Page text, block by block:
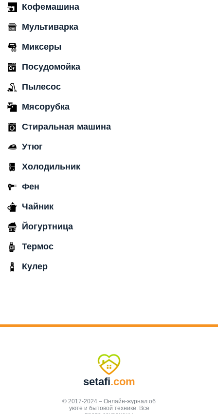
Кофемашина
Мультиварка
Миксеры
Посудомойка
Пылесос
Мясорубка
Стиральная машина
Утюг
Холодильник
Фен
Чайник
Йогуртница
Термос
Кулер
setafi.com
© 2017-2024 – Онлайн-журнал об
уюте и бытовой технике. Все